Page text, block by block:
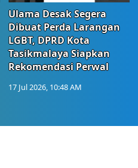
Ulama Desak Segera
Dibuat Perda Larangan
LGBT, DPRD Kota
Tasikmalaya Siapkan
Rekomendasi Perwal
17 Jul 2026, 10:48 AM